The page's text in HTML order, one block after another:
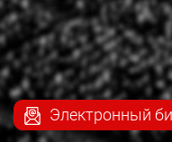
Электронный